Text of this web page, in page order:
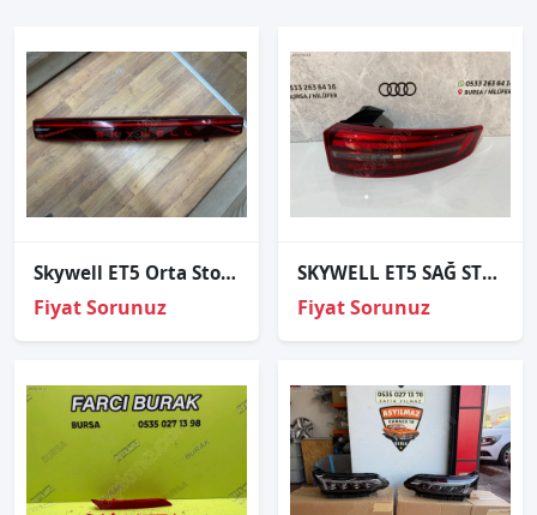
Skywell ET5 Orta Stop Lambası 2021-2024 ORJINAL ÇIKMA HATASIZ
Fiyat Sorunuz
SKYWELL ET5 SAĞ STOP SIFIR 21-26
Fiyat Sorunuz